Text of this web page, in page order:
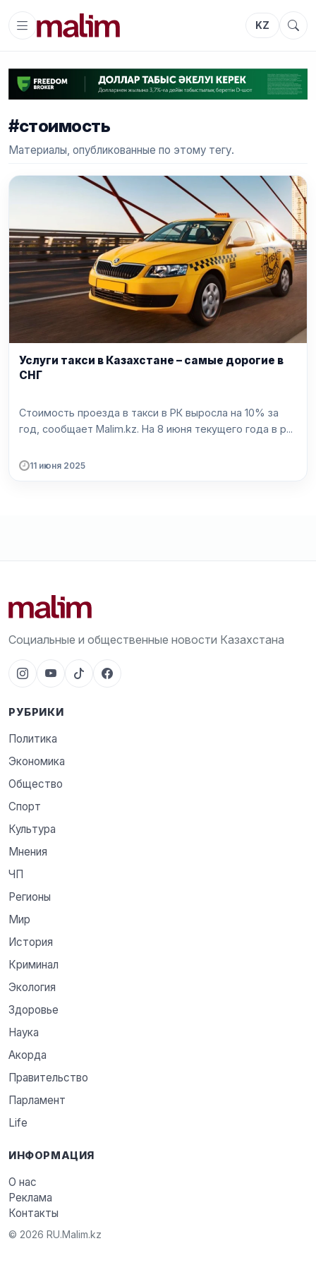
KZ
#стоимость
Материалы, опубликованные по этому тегу.
Услуги такси в Казахстане – самые дорогие в
СНГ
Стоимость проезда в такси в РК выросла на 10% за
год, сообщает Malim.kz. На 8 июня текущего года в р...
11 июня 2025
Социальные и общественные новости Казахстана
РУБРИКИ
Политика
Экономика
Общество
Спорт
Культура
Мнения
ЧП
Регионы
Мир
История
Криминал
Экология
Здоровье
Наука
Акорда
Правительство
Парламент
Life
ИНФОРМАЦИЯ
О нас
Реклама
Контакты
© 2026 RU.Malim.kz